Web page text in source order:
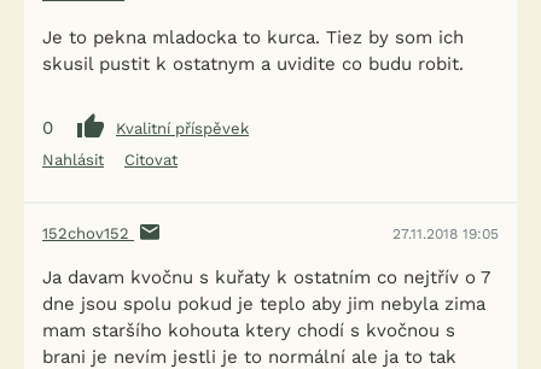
Je to pekna mladocka to kurca. Tiez by som ich
skusil pustit k ostatnym a uvidite co budu robit.
0
Kvalitní příspěvek
Nahlásit
Citovat
152chov152 27.11.2018 19:05
Ja davam kvočnu s kuřaty k ostatním co nejtřív o 7
dne jsou spolu pokud je teplo aby jim nebyla zima
mam staršího kohouta ktery chodí s kvočnou s
brani je nevím jestli je to normální ale ja to tak